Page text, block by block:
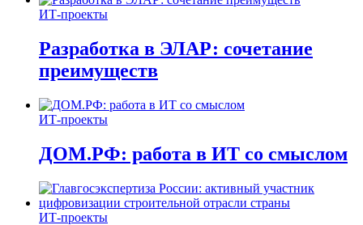
ИТ-проекты
Разработка в ЭЛАР: сочетание
преимуществ
ИТ-проекты
ДОМ.РФ: работа в ИТ со смыслом
ИТ-проекты